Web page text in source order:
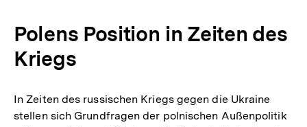
Polens Position in Zeiten des
Kriegs
In Zeiten des russischen Kriegs gegen die Ukraine
stellen sich Grundfragen der polnischen Außenpolitik